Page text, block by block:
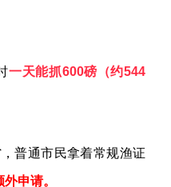
一天能抓600磅（约544
普通市民拿着常规渔证
申请。